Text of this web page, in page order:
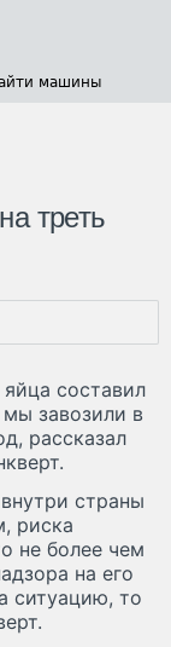
машины
треть
составил
завозили в
рассказал
страны
риска
не более чем
на его
ситуацию, то